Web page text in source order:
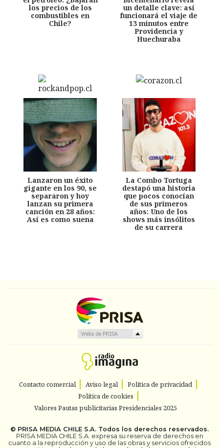
los precios de los
combustibles en
Chile?
un detalle clave: así
funcionará el viaje de
13 minutos entre
Providencia y
Huechuraba
Lanzaron un éxito
gigante en los 90, se
separaron y hoy
lanzan su primera
canción en 28 años:
Así es como suena
La Combo Tortuga
destapó una historia
que pocos conocían
de sus primeros
años: Uno de los
shows más insólitos
de su carrera
Contacto comercial Aviso legal
Política de privacidad
Política de cookies
Valores Pautas publicitarias Presidenciales 2025
© PRISA MEDIA CHILE S.A. Todos los derechos reservados.
PRISA MEDIA CHILE S.A. expresa su reserva de derechos en
cuanto a la reproducción y uso de las obras y servicios ofrecidos